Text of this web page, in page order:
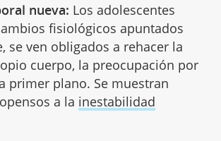
nueva: Los adolescentes
fisiológicos apuntados
se ven obligados a rehacer la
cuerpo, la preocupación por
primer plano. Se muestran
a la inestabilidad